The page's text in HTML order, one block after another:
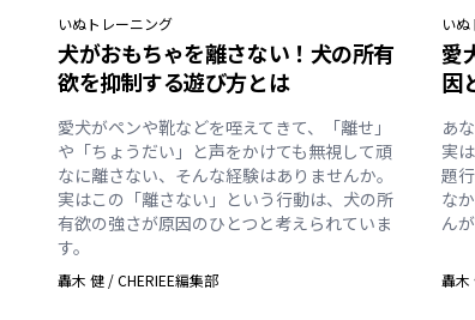
いぬトレーニング
犬がおもちゃを離さない！犬の所有
欲を抑制する遊び方とは
愛犬がペンや靴などを咥えてきて、「離せ」
や「ちょうだい」と声をかけても無視して頑
なに離さない、そんな経験はありませんか。
実はこの「離さない」という行動は、犬の所
有欲の強さが原因のひとつと考えられていま
す。
轟木 健 /CHERIEE編集部
いぬ
愛
因
あ
実
題
な
ん
轟木